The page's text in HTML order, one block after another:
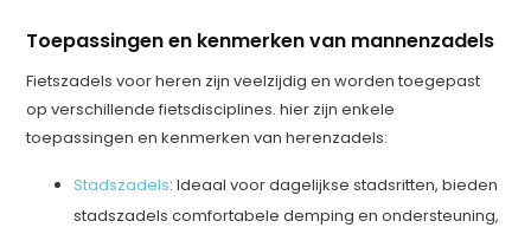
Toepassingen en kenmerken van mannenzadels
Fietszadels voor heren zijn veelzijdig en worden toegepast
op verschillende fietsdisciplines. hier zijn enkele
toepassingen en kenmerken van herenzadels:
Stadszadels: Ideaal voor dagelijkse stadsritten, bieden
stadszadels comfortabele demping en ondersteuning,